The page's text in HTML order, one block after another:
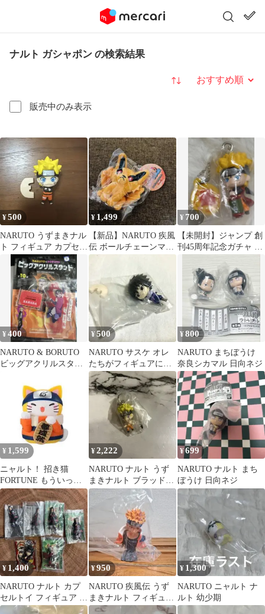
ナルト ガシャポン の検索結果
販売中のみ表示
並び替え
¥500
NARUTO うずまきナル
ト フィギュア カプセル
トイ
¥ 1,499
【新品】NARUTO 疾風
伝 ボールチェーンマス
コット 九喇嘛 クラ
¥ 700
【未開封】ジャンプ 創
刊45周年記念ガチャ う
¥400
NARUTO & BORUTO
ビッグアクリルスタン
¥500
NARUTO サスケ オレ
たちがフィギュアにな
って登場だってばよ！
¥800
NARUTO まちぼうけ
奈良シカマル 日向ネジ
¥ 1,599
ニャルト！ 招き猫
FORTUNE もういっち
ょ！ ナルト
¥2,222
NARUTO ナルト うず
まきナルト ブラッド・
プリズン
¥699
NARUTO ナルト まち
ぼうけ 日向ネジ
¥ 1,400
NARUTO ナルト カプ
セルトイ フィギュア ま
とめ売り レトロ バ
¥950
NARUTO 疾風伝 うず
まきナルト フィギュア
海外インポート品
¥ 1,300
NARUTO ニャルト ナ
ルト 幼少期